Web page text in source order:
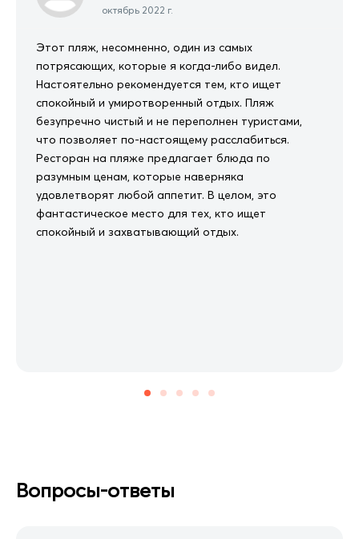
октябрь 2022 г.
Этот пляж, несомненно, один из самых
потрясающих, которые я когда-либо видел.
Настоятельно рекомендуется тем, кто ищет
спокойный и умиротворенный отдых. Пляж
безупречно чистый и не переполнен туристами,
что позволяет по-настоящему расслабиться.
Ресторан на пляже предлагает блюда по
разумным ценам, которые наверняка
удовлетворят любой аппетит. В целом, это
фантастическое место для тех, кто ищет
спокойный и захватывающий отдых.
Вопросы-ответы